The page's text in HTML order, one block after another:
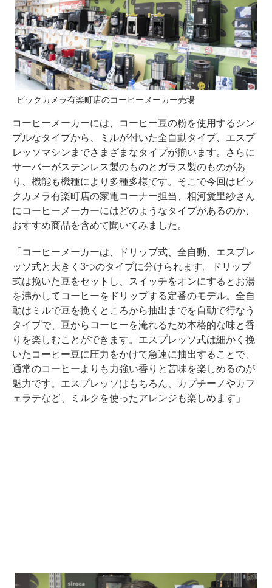
ビックカメラ有楽町店のコーヒーメーカー売場
コーヒーメーカーには、コーヒー豆の粉を使用するシン
プルなタイプから、ミルが付いた全自動タイプ、エスプ
レッソマシンまでさまざまなタイプが揃います。さらに
サーバーがステンレス製のものとガラス製のものがあ
り、機能も機種により多種多様です。そこで今回はビッ
クカメラ有楽町店の家電コーナー担当、相河愛里紗さん
にコーヒーメーカーにはどのようなタイプがあるのか、
おすすめ商品を含めて聞いてみました。
「コーヒーメーカーは、ドリップ式、全自動、エスプレ
ッソ式と大きく3つのタイプに分けられます。ドリップ
式は挽いた豆をセットし、スイッチをオンにするとお湯
を沸かしてコーヒーをドリップする定番のモデル。全自
動はミルで豆を挽くところから抽出までを自動で行なう
タイプで、豆からコーヒーを淹れるため本格的な味と香
りを楽しむことができます。エスプレッソ式は細かく挽
いたコーヒー豆に圧力をかけて急速に抽出することで、
通常のコーヒーよりも力強い香りと苦味を楽しめるのが
魅力です。エスプレッソはもちろん、カプチーノやカフ
ェラテなど、ミルクを使ったアレンジも楽しめます」